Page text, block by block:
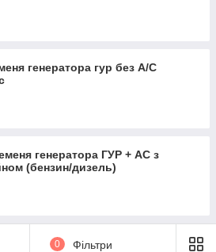
генератора гур без А/С
генератора ГУР + АС з
(бензин/дизель)
0 Фільтри